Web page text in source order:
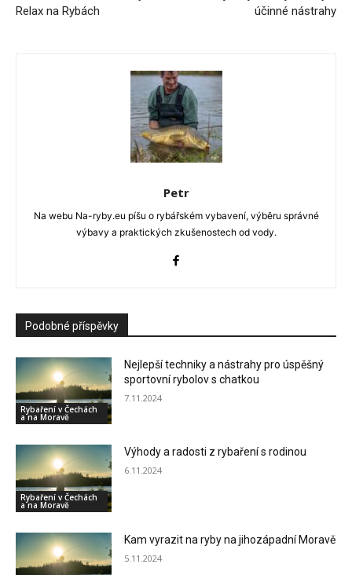
Relax na Rybách
účinné nástrahy
Petr
Na webu Na-ryby.eu píšu o rybářském vybavení, výběru správné
výbavy a praktických zkušenostech od vody.
Podobné příspěvky
Rybaření v Čechách
a na Moravě
Nejlepší techniky a nástrahy pro úspěšný
sportovní rybolov s chatkou
7.11.2024
Rybaření v Čechách
a na Moravě
Výhody a radosti z rybaření s rodinou
6.11.2024
Kam vyrazit na ryby na jihozápadní Moravě
5.11.2024